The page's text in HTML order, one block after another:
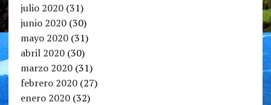
julio 2020(31)
junio 2020(30)
mayo 2020(31)
abril 2020(30)
marzo 2020(31)
febrero 2020(27)
enero 2020(32)